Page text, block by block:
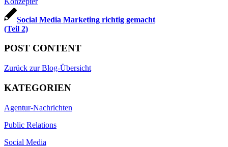
Social Media Marketing richtig gemacht
(Teil 2)
POST CONTENT
Zurück zur Blog-Übersicht
KATEGORIEN
Agentur-Nachrichten
Public Relations
Social Media